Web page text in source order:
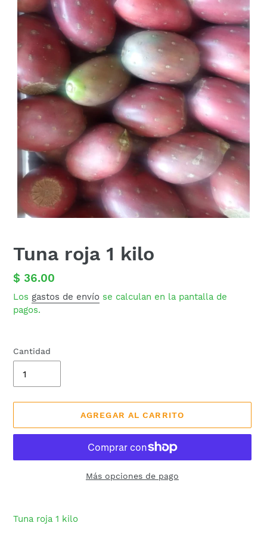
Tuna roja 1 kilo
Precio
habitual
$ 36.00
Los gastos de envío se calculan en la pantalla de
pagos.
Cantidad
AGREGAR AL CARRITO
Más opciones de pago
el
producto
Tuna roja 1 kilo